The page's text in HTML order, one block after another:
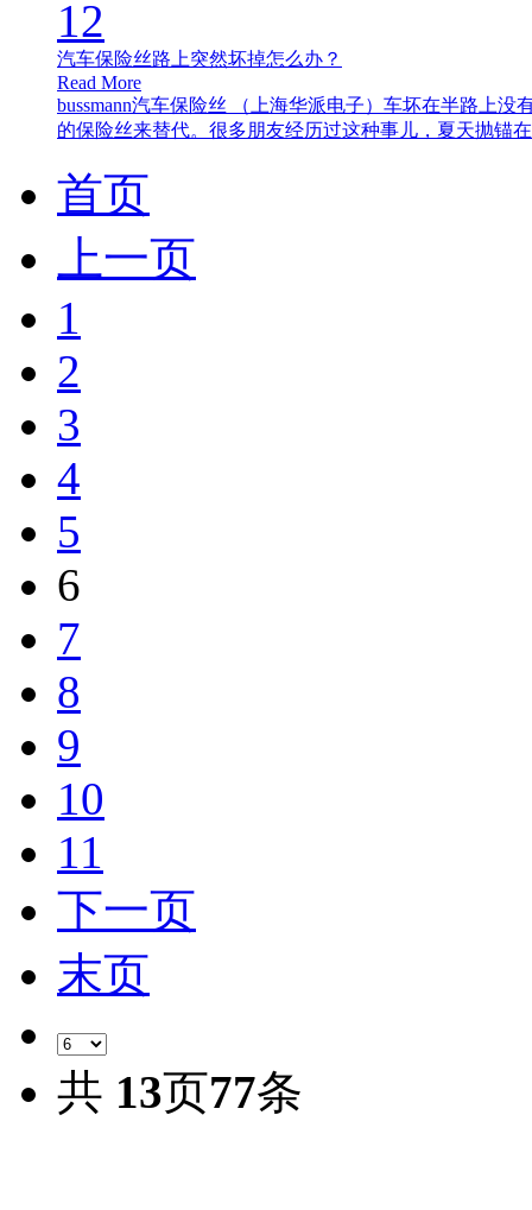
12
汽车保险丝路上突然坏掉怎么办？
Read More
bussmann汽车保险丝 （上海华派电子）车坏在半路上
的保险丝来替代。很多朋友经历过这种事儿，夏天抛锚
首页
上一页
1
2
3
4
5
6
7
8
9
10
11
下一页
末页
共 13页77条